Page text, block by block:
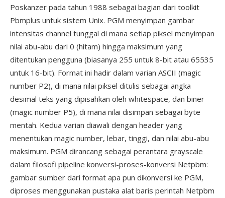
Poskanzer pada tahun 1988 sebagai bagian dari toolkit
Pbmplus untuk sistem Unix. PGM menyimpan gambar
intensitas channel tunggal di mana setiap piksel menyimpan
nilai abu-abu dari 0 (hitam) hingga maksimum yang
ditentukan pengguna (biasanya 255 untuk 8-bit atau 65535
untuk 16-bit). Format ini hadir dalam varian ASCII (magic
number P2), di mana nilai piksel ditulis sebagai angka
desimal teks yang dipisahkan oleh whitespace, dan biner
(magic number P5), di mana nilai disimpan sebagai byte
mentah. Kedua varian diawali dengan header yang
menentukan magic number, lebar, tinggi, dan nilai abu-abu
maksimum. PGM dirancang sebagai perantara grayscale
dalam filosofi pipeline konversi-proses-konversi Netpbm:
gambar sumber dari format apa pun dikonversi ke PGM,
diproses menggunakan pustaka alat baris perintah Netpbm